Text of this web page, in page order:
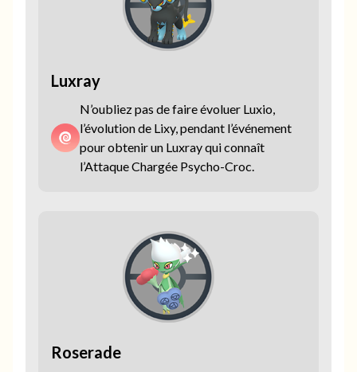
Luxray
N’oubliez pas de faire évoluer Luxio,
l’évolution de Lixy, pendant l’événement
pour obtenir un Luxray qui connaît
l’Attaque Chargée Psycho-Croc.
Roserade